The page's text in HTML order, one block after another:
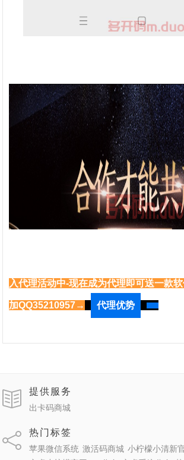
入代理活动中-现在成为代理即可送一款
加QQ35210957→ 代理优势
提供服务
出卡码商城
热门标签
苹果微信系统 激活码商城 小柠檬小清新